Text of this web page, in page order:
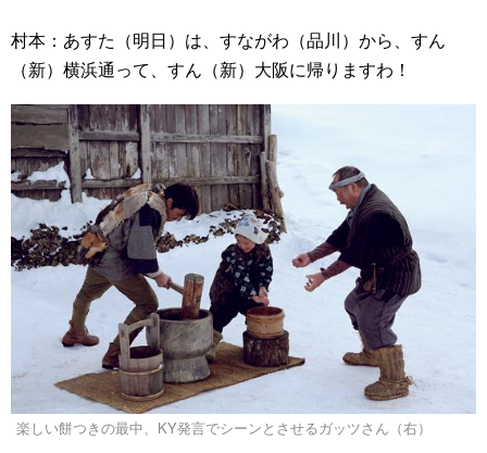
村本：あすた（明日）は、すながわ（品川）から、すん
（新）横浜通って、すん（新）大阪に帰りますわ！
楽しい餅つきの最中、KY発言でシーンとさせるガッツさん（右）